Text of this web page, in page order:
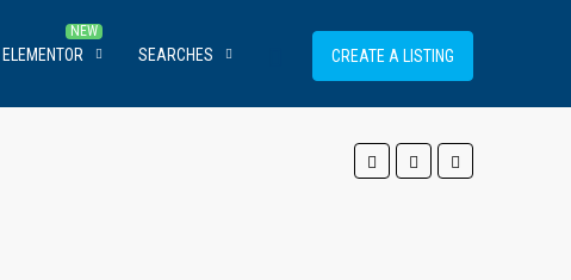
ELEMENTOR SEARCHES CREATE A LISTING